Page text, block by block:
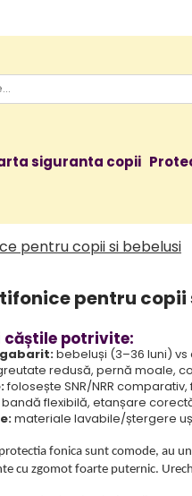
siguranta copii
pentru copii si bebelusi
pentru copii
căștile potrivite:
bebeluși (3–36 luni) vs
redusă, pernă moale,
folosește SNR/NRR
flexibilă, etanșare
materiale lavabile/ștergere
fonica sunt comode, au
cu zgomot foarte puternic.